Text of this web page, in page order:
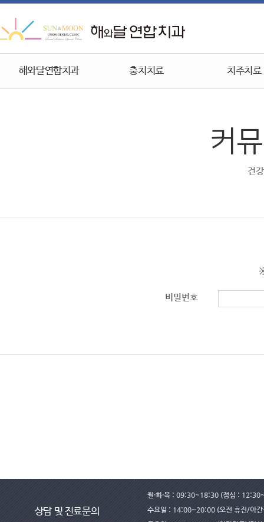
해와달연합치과 충치치료 치주치료
커
건
비밀번호
상담 및 진료문의
월·화·목 : 09:30~18:30 (점심 :
수요일 : 14:00~20:00 (오전 휴진/야간